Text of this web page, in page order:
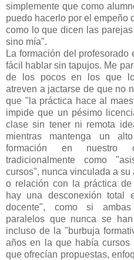
simplemente que como
puedo hacerlo por el empeño
como lo que dicen las
sino mía".
La formación del
fácil hablar sin tapujos. Me
de los pocos en los que
atreven a jactarse de que no
que "la práctica hace al
impide que un pésimo
clase sin tener ni remota
mientras mantenga un
formación en nuestro
tradicionalmente como
cursos", nunca vinculada a
o relación con la práctica
hay una desconexión total
docente", como si
paralelos que nunca se
incluso de la "burbuja
años en la que había
que ofrecían propuestas,